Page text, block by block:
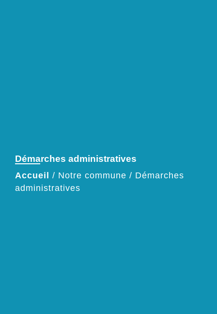
Démarches administratives
Accueil / Notre commune / Démarches
administratives